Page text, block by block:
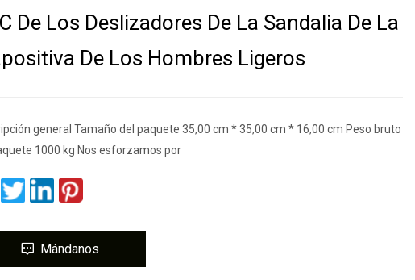
De Los Deslizadores De La Sandalia De La
De Los Hombres Ligeros
general Tamaño del paquete 35,00 cm * 35,00 cm * 16,00 cm Peso bruto
1000 kg Nos esforzamos por
Mándanos